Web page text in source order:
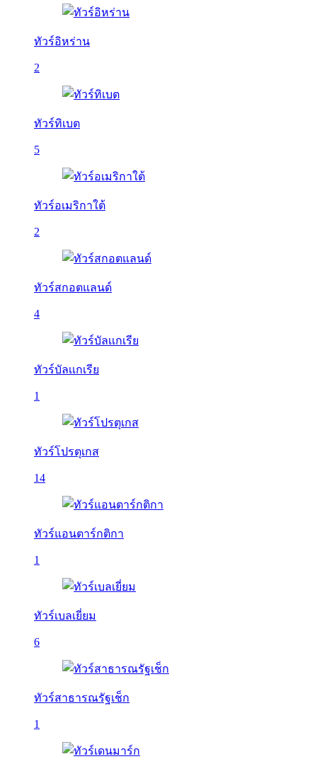
ทัวร์อิหร่าน
2
ทัวร์ทิเบต
5
ทัวร์อเมริกาใต้
2
ทัวร์สกอตแลนด์
4
ทัวร์บัลเเกเรีย
1
ทัวร์โปรตุเกส
14
ทัวร์แอนตาร์กติกา
1
ทัวร์เบลเยี่ยม
6
ทัวร์สาธารณรัฐเช็ก
1